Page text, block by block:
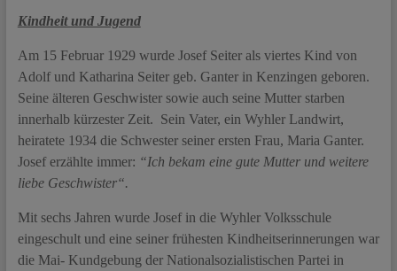
Kindheit und Jugend
Am 15 Februar 1929 wurde Josef Seiter als viertes Kind von
Adolf und Katharina Seiter geb. Ganter in Kenzingen geboren.
Seine älteren Geschwister sowie auch seine Mutter starben
innerhalb kürzester Zeit. Sein Vater, ein Wyhler Landwirt,
heiratete 1934 die Schwester seiner ersten Frau, Maria Ganter.
Josef erzählte immer: “Ich bekam eine gute Mutter und weitere
liebe Geschwister“.
Mit sechs Jahren wurde Josef in die Wyhler Volksschule
eingeschult und eine seiner frühesten Kindheitserinnerungen war
die Mai- Kundgebung der Nationalsozialistischen Partei in